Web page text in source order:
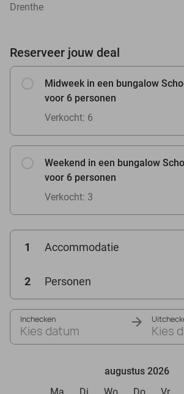
Drenthe
Reserveer jouw deal
Midweek in een bungalow
voor 6 personen
Verkocht: 6
Weekend in een bungalow
voor 6 personen
Verkocht: 3
1 Accommodatie
2 Personen
Inchecken
Kies datum Kies
augustus 2026